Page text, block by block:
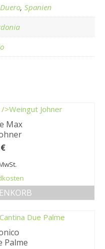
, Spanien
Max
€
Palme